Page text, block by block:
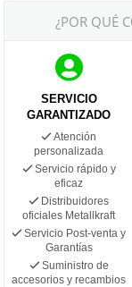
¿POR QUÉ
SERVICIO
GARANTIZADO
Atención
personalizada
Servicio rápido y
eficaz
Distribuidores
oficiales Metallkraft
Servicio Post-venta y
Garantías
Suministro de
accesorios y recambios